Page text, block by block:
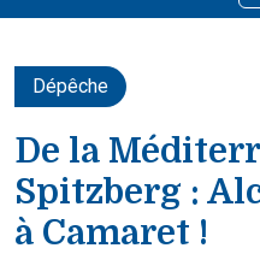
Dépêche
De la
Spitzberg :
à Camaret !